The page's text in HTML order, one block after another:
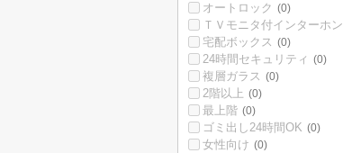
オートロック (0)
ＴＶモニタ付インターホン
宅配ボックス (0)
24時間セキュリティ (0)
複層ガラス (0)
2階以上 (0)
最上階 (0)
ゴミ出し24時間OK (0)
女性向け (0)